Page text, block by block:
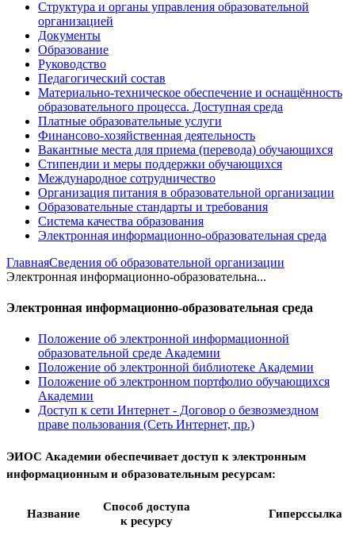
Структура и органы управления образовательной
организацией
Документы
Образование
Руководство
Педагогический состав
Материально-техническое обеспечение и оснащённость
образовательного процесса. Доступная среда
Платные образовательные услуги
Финансово-хозяйственная деятельность
Вакантные места для приема (перевода) обучающихся
Стипендии и меры поддержки обучающихся
Международное сотрудничество
Организация питания в образовательной организации
Образовательные стандарты и требования
Система качества образования
Электронная информационно-образовательная среда
ГлавнаяСведения об образовательной организации
Электронная информационно-образовательна...
Электронная информационно-образовательная среда
Положение об электронной информационной
образовательной среде Академии
Положение об электронной библиотеке Академии
Положение об электронном портфолио обучающихся
Академии
Доступ к сети Интернет - Договор о безвозмездном
праве пользования (Сеть Интернет, пр.)
ЭИОС Академии обеспечивает доступ к электронным
информационным и образовательным ресурсам:
Название
Способ доступа
к ресурсу
Гиперссылка